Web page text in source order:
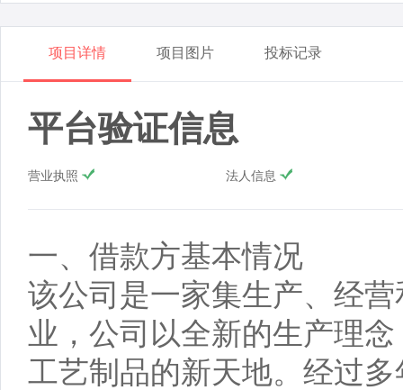
项目详情 项目图片 投标记录
平台验证信息
营业执照 法人信息
一、借款方基本情况
该公司是一家集生产、经
业，公司以全新的生产理
工艺制品的新天地。经过